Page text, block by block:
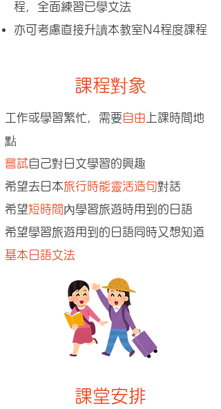
程，全面練習已學文法
亦可考慮直接升讀本教室N4程度課程
​課程對象
工作或學習繁忙，需要自由 上課時間地
點
嘗試自己對日文學習的興趣
希望去日本旅行時能靈活造句對話
希望短時間內學習旅遊時用到的日語
希望學習旅遊用到的日語同時又想知道
基本日語文法
課堂安排